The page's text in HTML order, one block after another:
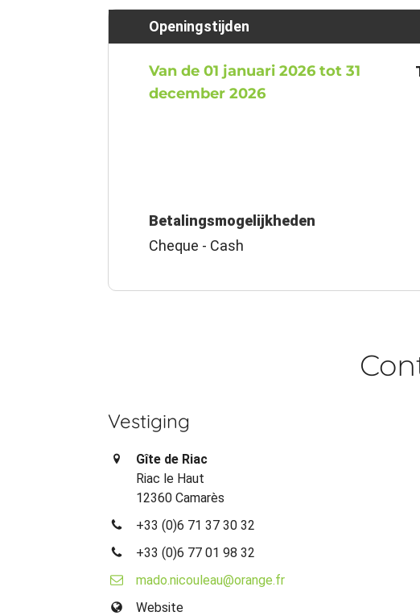
Openingstijden
Van de 01 januari 2026 tot 31
december 2026
Betalingsmogelijkheden
Cheque - Cash
Vestiging
Gîte de Riac
Riac le Haut
12360 Camarès
+33 (0)6 71 37 30 32
+33 (0)6 77 01 98 32
mado.nicouleau@orange.fr
Website